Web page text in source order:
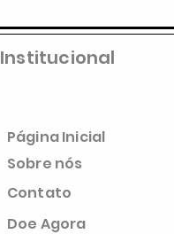
Institucional
Página Inicial
Sobre nós
Contato
Doe Agora